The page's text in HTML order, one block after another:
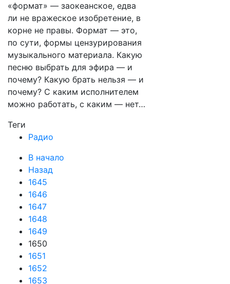
«формат» — заокеанское, едва
ли не вражеское изобретение, в
корне не правы. Формат — это,
по сути, формы цензурирования
музыкального материала. Какую
песню выбрать для эфира — и
почему? Какую брать нельзя — и
почему? С каким исполнителем
можно работать, с каким — нет…
Теги
Радио
В начало
Назад
1645
1646
1647
1648
1649
1650
1651
1652
1653